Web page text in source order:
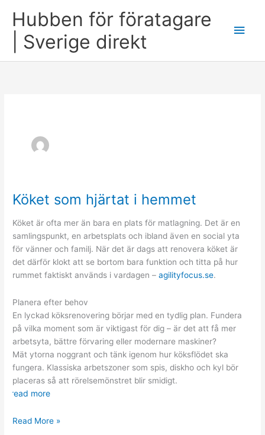
content
Hubben för föratagare
| Sverige direkt
Main
Köket som hjärtat i hemmet
Köket är ofta mer än bara en plats för matlagning. Det är en
samlingspunkt, en arbetsplats och ibland även en social yta
för vänner och familj. När det är dags att renovera köket är
det därför klokt att se bortom bara funktion och titta på hur
rummet faktiskt används i vardagen –agilityfocus.se.
Planera efter behov
En lyckad köksrenovering börjar med en tydlig plan. Fundera
på vilka moment som är viktigast för dig – är det att få mer
arbetsyta, bättre förvaring eller modernare maskiner?
Mät ytorna noggrant och tänk igenom hur köksflödet ska
fungera. Klassiska arbetszoner som spis, diskho och kyl bör
placeras så att rörelsemönstret blir smidigt.
read more
Köket
Read More »